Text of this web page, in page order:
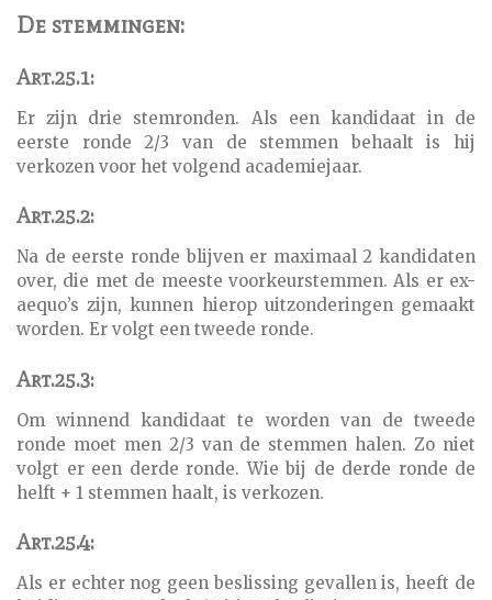
De stemmingen:
Art.25.1:
Er zijn drie stemronden. Als een kandidaat in de
eerste ronde 2/3 van de stemmen behaalt is hij
verkozen voor het volgend academiejaar.
Art.25.2:
Na de eerste ronde blijven er maximaal 2 kandidaten
over, die met de meeste voorkeurstemmen. Als er ex-
aequo’s zijn, kunnen hierop uitzonderingen gemaakt
worden. Er volgt een tweede ronde.
Art.25.3:
Om winnend kandidaat te worden van de tweede
ronde moet men 2/3 van de stemmen halen. Zo niet
volgt er een derde ronde. Wie bij de derde ronde de
helft + 1 stemmen haalt, is verkozen.
Art.25.4:
Als er echter nog geen beslissing gevallen is, heeft de